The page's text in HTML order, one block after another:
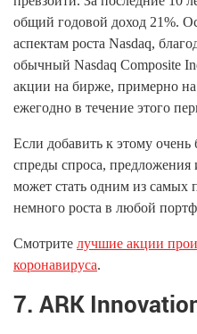
общий годовой доход 21%.
аспектам роста Nasdaq,
обычный Nasdaq Composite
акции на бирже, примерно
ежегодно в течение этого
Если добавить к этому
спреды спроса,
может стать одним из самых
немного роста в любой
Смотрите лучшие акции
коронавируса.
7. ARK